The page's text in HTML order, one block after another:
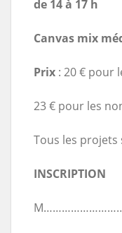
de 14 à 17 h
Canvas mix
Prix : 20 € pour
23 € pour les
Tous les projets
INSCRIPTION